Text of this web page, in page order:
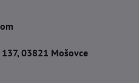
137, 03821 Mošovce